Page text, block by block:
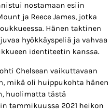
nostamaan esiin
ja Reece James, jotka
Hänen taktinen
hyökkäyspeliä ja vahvaa
identiteetin kanssa.
Chelsean vaikuttavaan
mikä oli huippukohta hänen
huolimatta tästä
tammikuussa 2021 heikon